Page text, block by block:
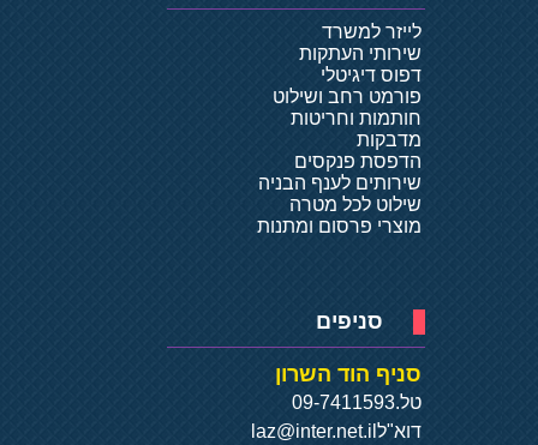
לייזר למשרד
שירותי העתקות
דפוס דיגיטלי
פורמט רחב ושילוט
חותמות וחריטות
מדבקות
הדפסת פנקסים
שירותים לענף הבניה
שילוט לכל מטרה
מוצרי פרסום ומתנות
סניפים
סניף הוד השרון
טל.09-7411593
דוא"ל laz@inter.net.il